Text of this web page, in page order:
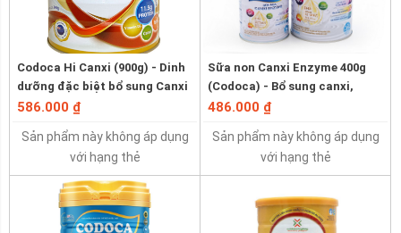
Codoca Hi Canxi (900g) - Dinh
dưỡng đặc biệt bổ sung Canxi
hàm lượng cao
586.000 ₫
Sản phẩm này không áp dụng
với hạng thẻ
Sữa non Canxi Enzyme 400g
(Codoca) - Bổ sung canxi,
loãng xương, thoái hóa khớp
486.000 ₫
Sản phẩm này không áp dụng
với hạng thẻ